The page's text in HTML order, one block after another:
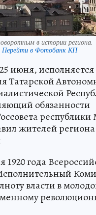
в истории региона.
Перейти в Фотобанк КП
июня, исполняется
Татарской
обязанности
жителей региона
года
власти в